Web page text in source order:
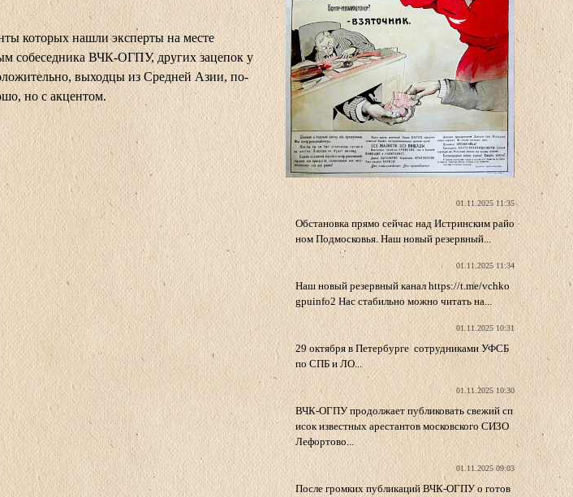
которых нашли эксперты на месте
собеседника ВЧК-ОГПУ, других зацепок у
выходцы из Средней Азии, по-
но с акцентом.
01.11.2025 11:35
Обстановка прямо сейчас над Истринским райо
ном Подмосковья. Наш новый резервный...
01.11.2025 11:34
Наш новый резервный канал https://t.me/vchko
gpuinfo2 Нас стабильно можно читать на...
01.11.2025 10:31
29 октября в Петербурге сотрудниками УФСБ
по СПБ и ЛО...
01.11.2025 10:30
ВЧК-ОГПУ продолжает публиковать свежий сп
исок известных арестантов московского СИЗО
Лефортово...
01.11.2025 09:03
После громких публикаций ВЧК-ОГПУ о готов